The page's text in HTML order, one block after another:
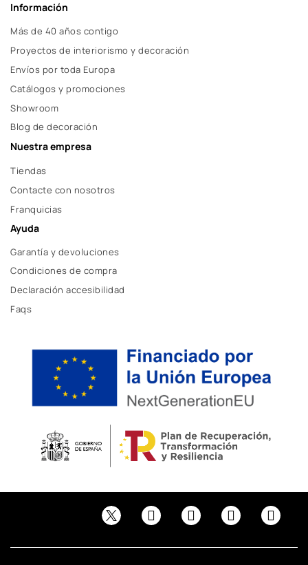
Información
Más de 40 años contigo
Proyectos de interiorismo y decoración
Envíos por toda Europa
Catálogos y promociones
Showroom
Blog de decoración
Nuestra empresa
Tiendas
Contacte con nosotros
Franquicias
Ayuda
Garantía y devoluciones
Condiciones de compra
Declaración accesibilidad
Faqs